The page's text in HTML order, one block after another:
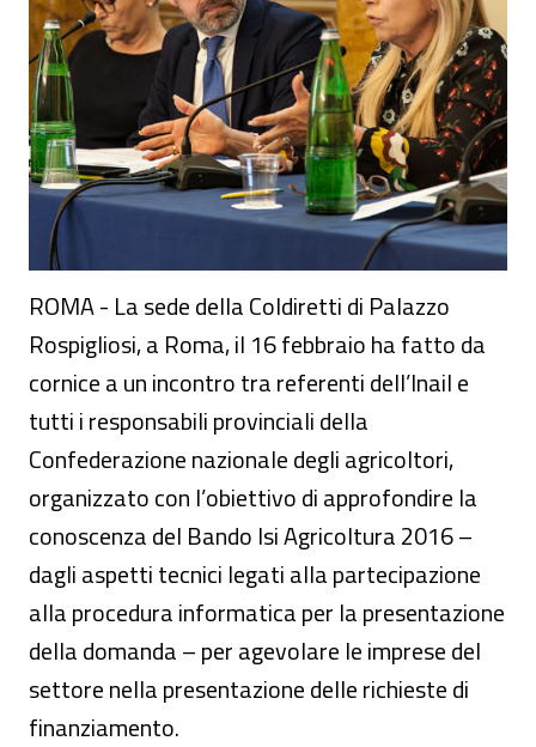
ROMA - La sede della Coldiretti di Palazzo
Rospigliosi, a Roma, il 16 febbraio ha fatto da
cornice a un incontro tra referenti dell’Inail e
tutti i responsabili provinciali della
Confederazione nazionale degli agricoltori,
organizzato con l’obiettivo di approfondire la
conoscenza del Bando Isi Agricoltura 2016 –
dagli aspetti tecnici legati alla partecipazione
alla procedura informatica per la presentazione
della domanda – per agevolare le imprese del
settore nella presentazione delle richieste di
finanziamento.